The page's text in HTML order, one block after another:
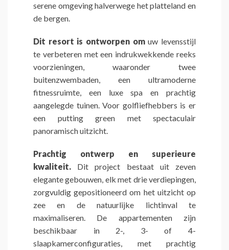
serene omgeving halverwege het platteland en
de bergen.
Dit resort is ontworpen omuw levensstijl
te verbeteren met een indrukwekkende reeks
voorzieningen, waaronder twee
buitenzwembaden, een ultramoderne
fitnessruimte, een luxe spa en prachtig
aangelegde tuinen. Voor golfliefhebbers is er
een putting green met spectaculair
panoramisch uitzicht.
Prachtig ontwerp en superieure
kwaliteit. Dit project bestaat uit zeven
elegante gebouwen, elk met drie verdiepingen,
zorgvuldig gepositioneerd om het uitzicht op
zee en de natuurlijke lichtinval te
maximaliseren. De appartementen zijn
beschikbaar in 2-, 3- of 4-
slaapkamerconfiguraties, met prachtig